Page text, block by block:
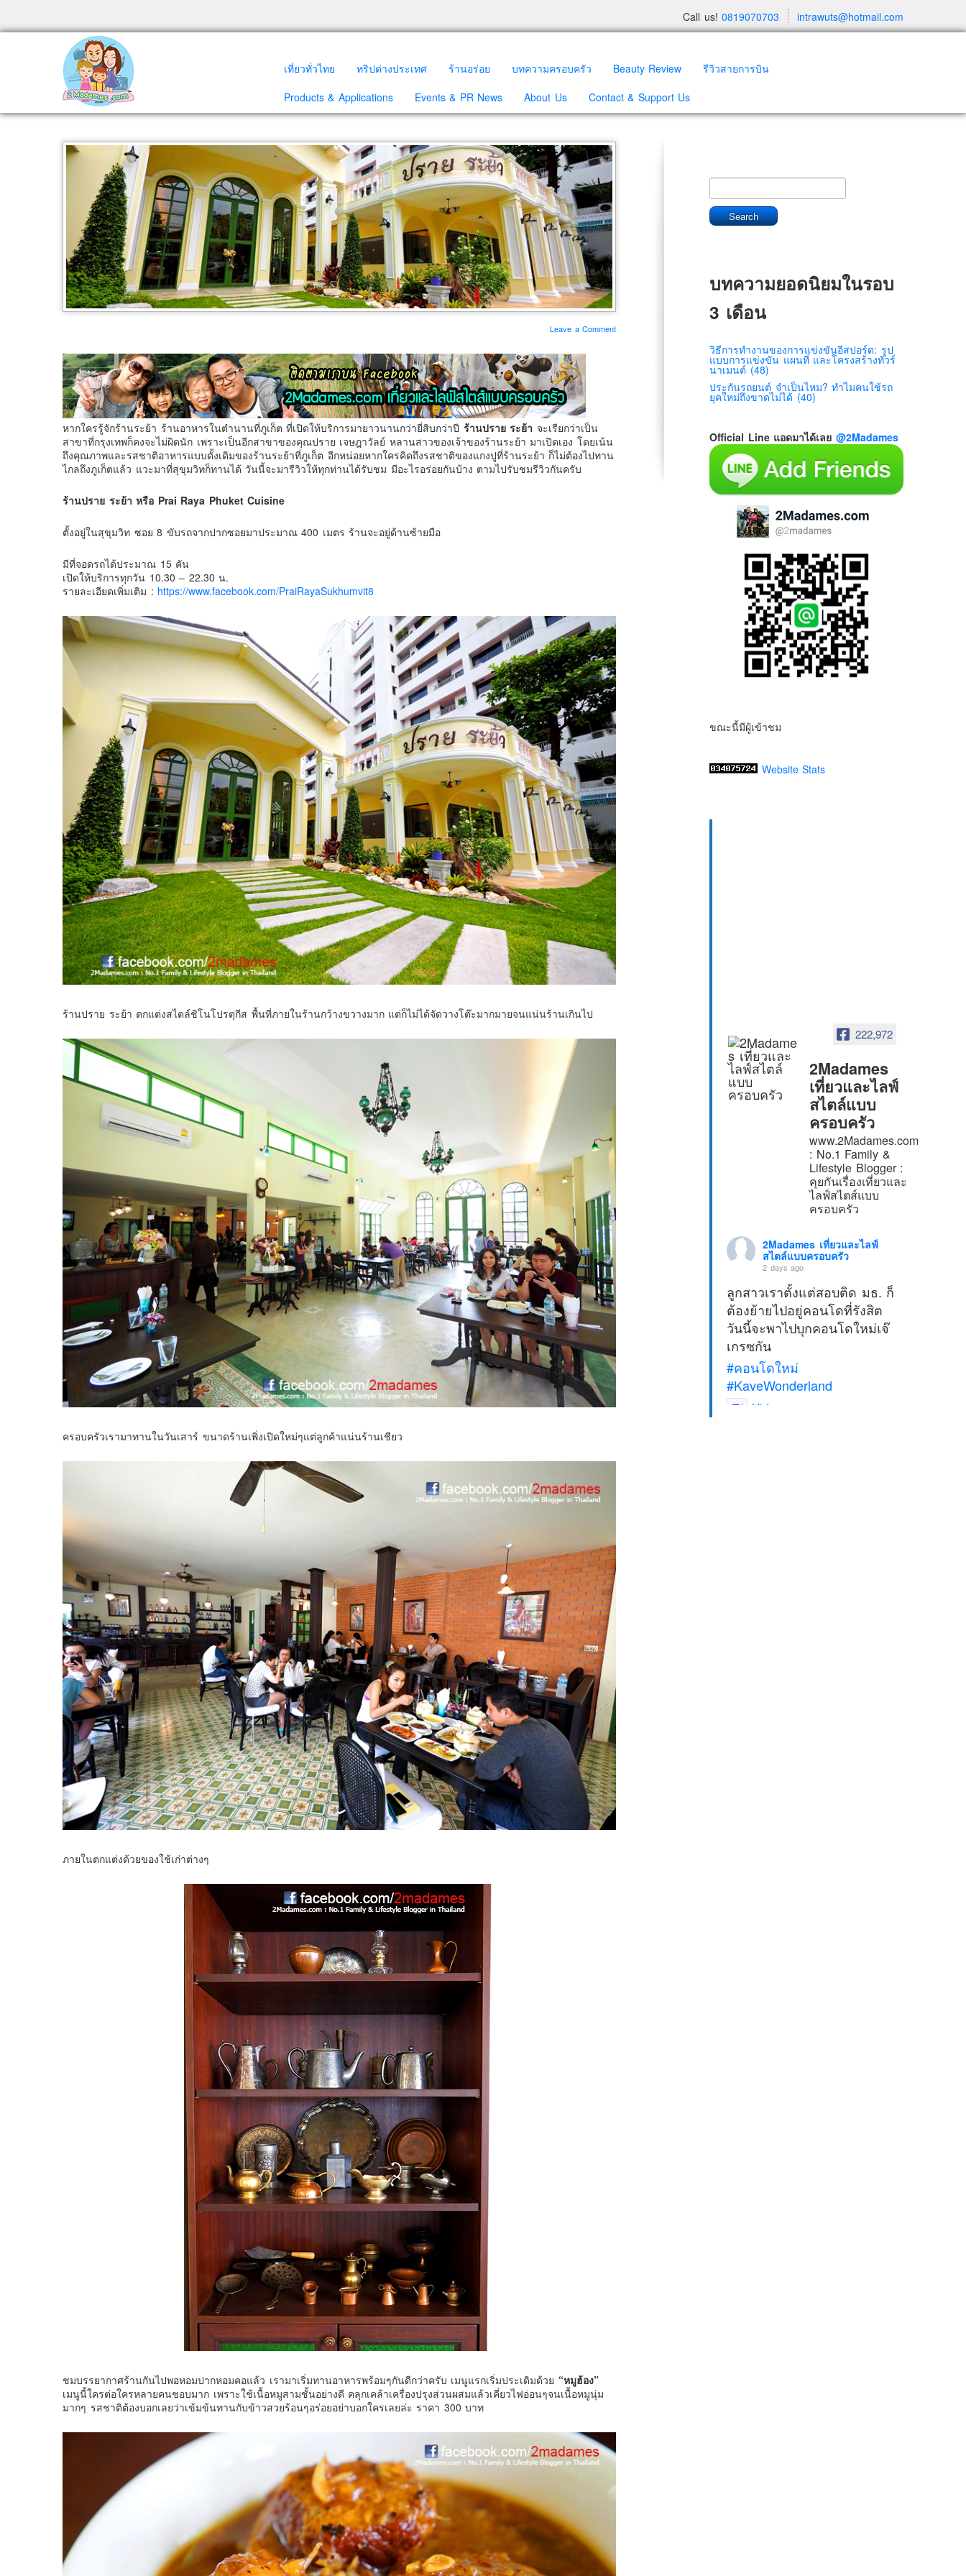
intrawuts@hotmail.com
Call us! 0819070703
เที่ยวทั่วไทย ทริปต่างประเทศ ร้านอร่อย บทความครอบครัว Beauty Review
รีวิวสายการบิน
Products & Applications
Events & PR News About Us Contact & Support Us
Leave a Comment
หากใครรู้จักร้านระย้า ร้านอาหารในตำนานที่ภูเก็ต ที่เปิดให้บริการมายาวนานกว่ายี่สิบกว่าปี ร้านปราย ระย้า จะเรียกว่าเป็น
สาขาที่กรุงเทพก็คงจะไม่ผิดนัก เพราะเป็นอีกสาขาของคุณปราย เจษฎาวัลย์ หลานสาวของเจ้าของร้านระย้า มาเปิดเอง โดยเน้น
ถึงคุณภาพและรสชาติอาหารแบบดั้งเดิมของร้านระย้าที่ภูเก็ต อีกหน่อยหากใครคิดถึงรสชาติของแกงปูที่ร้านระย้า ก็ไม่ต้องไปทาน
ไกลถึงภูเก็ตแล้ว แวะมาที่สุขุมวิทก็ทานได้ วันนี้จะมารีวิวให้ทุกท่านได้รับชม มีอะไรอร่อยกันบ้าง ตามไปรับชมรีวิวกันครับ
ร้านปราย ระย้า หรือ Prai Raya Phuket Cuisine
ตั้งอยู่ในสุขุมวิท ซอย 8 ขับรถจากปากซอยมาประมาณ 400 เมตร ร้านจะอยู่ด้านซ้ายมือ
มีที่จอดรถได้ประมาณ 15 คัน
เปิดให้บริการทุกวัน 10.30 – 22.30 น.
รายละเอียดเพิ่มเติม : https://www.facebook.com/PraiRayaSukhumvit8
ร้านปราย ระย้า ตกแต่งสไตล์ชิโนโปรตุกีส พื้นที่ภายในร้านกว้างขวางมาก แต่ก็ไม่ได้จัดวางโต๊ะมากมายจนแน่นร้านเกินไป
ครอบครัวเรามาทานในวันเสาร์ ขนาดร้านเพิ่งเปิดใหม่ๆแต่ลูกค้าแน่นร้านเชียว
ภายในตกแต่งด้วยของใช้เก่าต่างๆ
ชมบรรยากาศร้านกันไปพอหอมปากหอมคอแล้ว เรามาเริ่มทานอาหารพร้อมๆกันดีกว่าครับ เมนูแรกเริ่มประเดิมด้วย “หมูฮ้อง”
เมนูนี้ใครต่อใครหลายคนชอบมาก เพราะใช้เนื้อหมูสามชั้นอย่างดี คลุกเคล้าเครื่องปรุงส่วนผสมแล้วเคี่ยวไฟอ่อนๆจนเนื้อหมูนุ่ม
มากๆ รสชาติต้องบอกเลยว่าเข้มข้นทานกับข้าวสวยร้อนๆอร่อยอย่าบอกใครเลยล่ะ ราคา 300 บาท
บทความยอดนิยมในรอบ
3 เดือน
วิธีการทำงานของการแข่งขันอีสปอร์ต: รูป
แบบการแข่งขัน แผนที่ และโครงสร้างทัวร์
นาเมนต์ (48)
ประกันรถยนต์ จำเป็นไหม? ทำไมคนใช้รถ
ยุคใหม่ถึงขาดไม่ได้ (40)
Official Line แอดมาได้เลย @2Madames
ขณะนี้มีผู้เข้าชม
Website Stats
222,972
2Madames
เที่ยวและไลฟ์
สไตล์แบบ
ครอบครัว
www.2Madames.com
: No.1 Family &
Lifestyle Blogger :
คุยกันเรื่องเที่ยวและ
ไลฟ์สไตส์แบบ
ครอบครัว
2Madames เที่ยวและไลฟ์
สไตล์แบบครอบครัว
2 days ago
ลูกสาวเราตั้งแต่สอบติด มธ. ก็
ต้องย้ายไปอยู่คอนโดที่รังสิต
วันนี้จะพาไปบุกคอนโดใหม่เจ๊
เกรซกัน
#คอนโดใหม่
#KaveWonderland
Video